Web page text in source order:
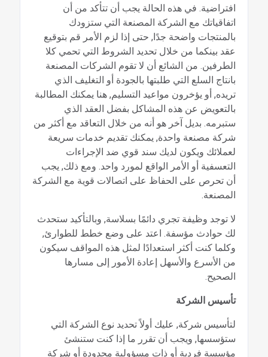
افتراضية. في هذه الحالة يجب أن تتأكد من أن
اتفاقياتك مع الشركة المصنعة التي ستزودك
بالمنتجات واضحة جدًا, حتى إذا لزم الأمر قم بتوقيع
عقد بينكما من خلال تحديد الشروط التي تحمي كلا
الطرفين. من الشائع أن لا تقوم الشركات المصنعة
بانتاج السلع التي طلبتها بالجودة أو التغليف الذي
تريده, أو يؤخرون مواعيد التسليم, هنا يمكنك المطالبة
بالتعويض عن هذه المشاكل بفضل العقد الذي
ستبرمه. بديل آخر هو أنه من خلال التعاقد مع أكثر من
شركة مصنعة واحدة, يمكنك تقديم خدمات سريعة
لعملائك ويكون لديك سند قوي ضد الإجراءات
التعسفية أو الأمر الواقع لمورد واحد. ومع ذلك, يجب
أن تحرص على الحفاظ على اتصالات قوية مع الشركة
المصنعة.
لا توجد وظيفة تجري دائمًا بسلاسة, وبالتأكيد ستحدث
لك حوادث مؤسفة. اعتد على وضع خطط للطوارئ,
وكلما كنت أكثر استعدادًا لمثل هذه المواقف سيكون
من الأسرع والأسهل إعادة الأمور إلى مسارها
الصحيح.
تأسيس الشركة
لتأسيس شركة, عليك أولاً تحديد نوع الشركة التي
ستؤسسها, ويجب أن تقرر ما إذا كنت ستنشئ
مؤسسة فردية أو ذات مسؤولية محدودة أو شركة